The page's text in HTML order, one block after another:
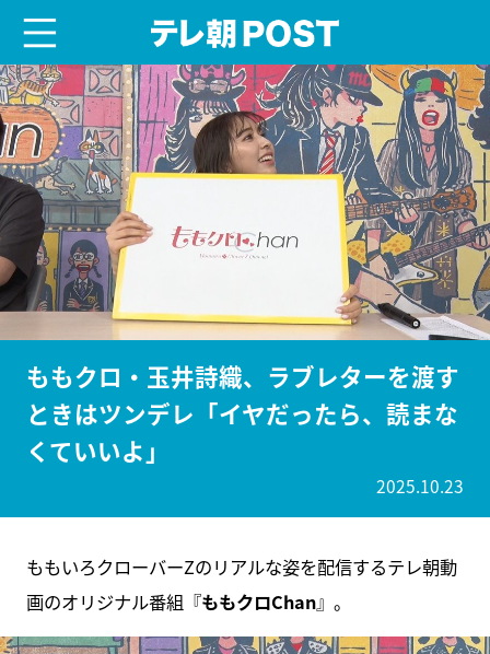
ももクロ・玉井詩織、ラブレターを渡す
ときはツンデレ「イヤだったら、読まな
くていいよ」
2025.10.23
ももいろクローバーZのリアルな姿を配信するテレ朝動
画のオリジナル番組『ももクロChan』。